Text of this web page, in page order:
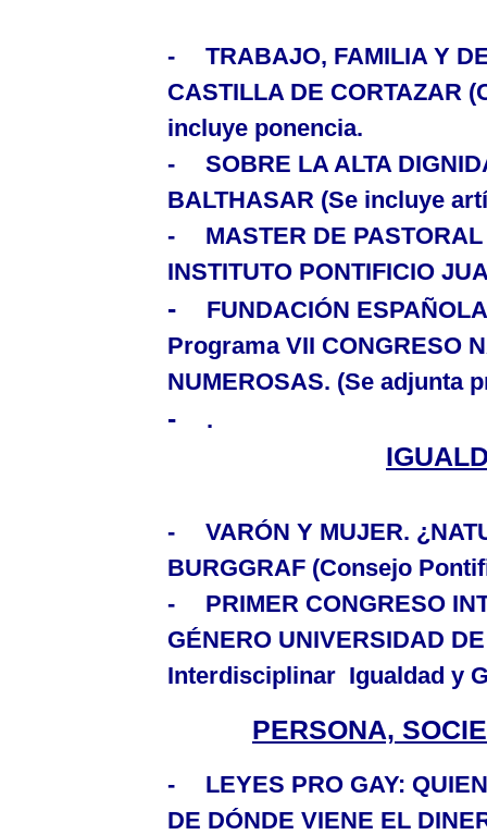
-
TRABAJO, FAMILIA Y
CASTILLA DE CORTAZAR
incluye ponencia.
-
SOBRE LA ALTA
BALTHASAR (Se incluye
-
MASTER DE
INSTITUTO PONTIFICIO
-
FUNDACIÓN
Programa VII CONGRESO
NUMEROSAS. (Se adjunta
- .
-
VARÓN Y MUJER.
BURGGRAF (Consejo
-
PRIMER CONGRESO
GÉNERO UNIVERSIDAD
Interdisciplinar Igualdad y
PERSONA,
- LEYES PRO GAY:
DE DÓNDE VIENE EL